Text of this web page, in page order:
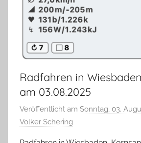
Radfahren in
am 03.08.2025
Veröffentlicht am Sonntag, 03.
Volker Schering